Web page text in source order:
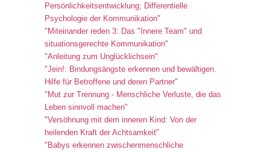
Persönlichkeitsentwicklung; Differentielle
Psychologie der Kommunikation"
"Miteinander reden 3: Das "Innere Team" und
situationsgerechte Kommunikation"
"Anleitung zum Unglücklichsein"
"Jein!: Bindungsängste erkennen und bewältigen.
Hilfe für Betroffene und deren Partner"
"Mut zur Trennung - Menschliche Verluste, die das
Leben sinnvoll machen"
"Versöhnung mit dem inneren Kind: Von der
heilenden Kraft der Achtsamkeit"
"Babys erkennen zwischenmenschliche